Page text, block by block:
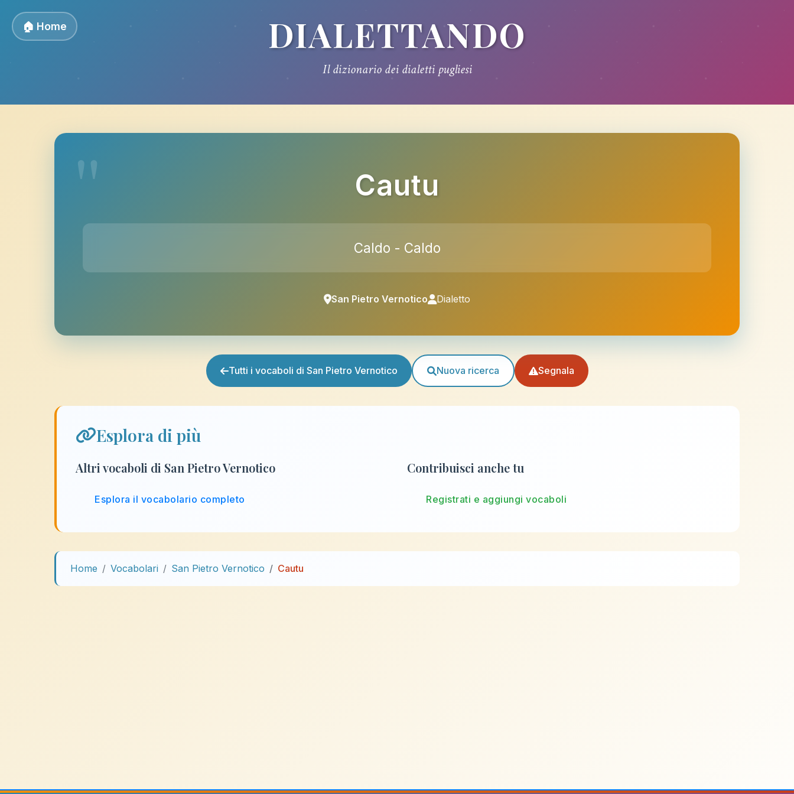
🏠 Home DIALETTANDO
Il dizionario dei dialetti pugliesi
Cautu
Caldo - Caldo
San Pietro Vernotico Dialetto
Tutti i vocaboli di San Pietro Vernotico Nuova ricerca Segnala
Esplora di più
Altri vocaboli di San Pietro Vernotico
Esplora il vocabolario completo
Contribuisci anche tu
Registrati e aggiungi vocaboli
Home Vocabolari San Pietro Vernotico Cautu